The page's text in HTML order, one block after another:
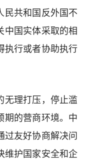
民共和国反外国不
中国实体采取的相
执行或者协助执行
无理打压，停止滥
期的营商环境。中
过友好协商解决问
维护国家安全和企